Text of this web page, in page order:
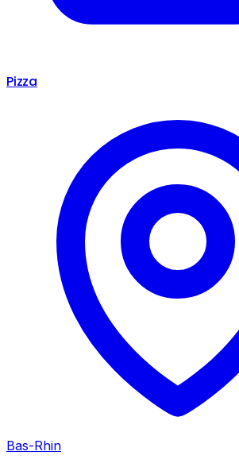
Pizza
Bas-Rhin